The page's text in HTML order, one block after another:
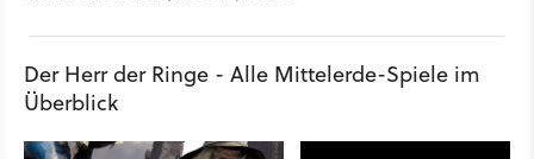
Der Herr der Ringe - Alle Mittelerde-Spiele im
Überblick